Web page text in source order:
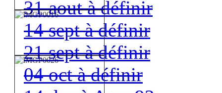
31 aout à définir
14 sept à définir
21 sept à définir
04 oct à définir